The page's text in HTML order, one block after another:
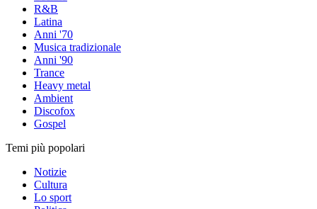
R&B
Latina
Anni '70
Musica tradizionale
Anni '90
Trance
Heavy metal
Ambient
Discofox
Gospel
Temi più popolari
Notizie
Cultura
Lo sport